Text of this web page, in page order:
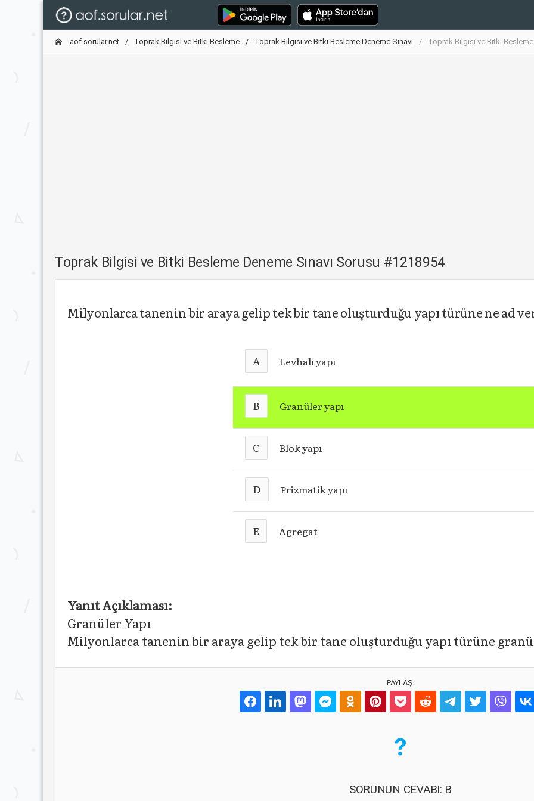
aof.sorular.net Toprak Bilgisi ve Bitki Besleme Toprak Bilgisi ve Bitki Besleme Deneme Sınavı Toprak Bilgisi ve Bitki
Toprak Bilgisi ve Bitki Besleme Deneme Sınavı Sorusu #1218954
Milyonlarca tanenin bir araya gelip tek bir tane oluşturduğu yapı türüne ne ad
A Levhalı yapı
B Granüler yapı
C Blok yapı
D Prizmatik yapı
E Agregat
Yanıt Açıklaması:
Granüler Yapı
Milyonlarca tanenin bir araya gelip tek bir tane oluşturduğu yapı türüne
PAYLAŞ:
SORUNUN CEVABI: B